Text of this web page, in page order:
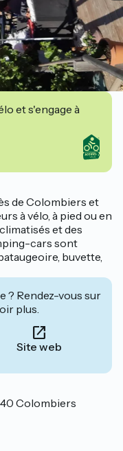
et s'engage à
de Colombiers et
à vélo, à pied ou en
et des
cars sont
buvette,
? Rendez-vous sur
plus.
Site web
Colombiers